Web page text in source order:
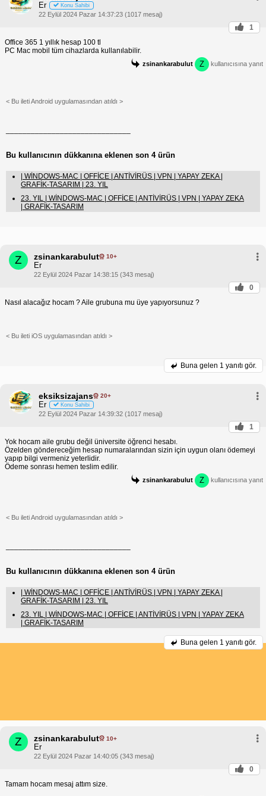
Er Konu Sahibi
22 Eylül 2024 Pazar 14:37:23 (1017 mesaj)
1
Office 365 1 yıllık hesap 100 tl
PC Mac mobil tüm cihazlarda kullanılabilir.
zsinankarabulut Z kullanıcısına yanıt
< Bu ileti Android uygulamasından atıldı >
Bu kullanıcının dükkanına eklenen son 4 ürün
| WİNDOWS-MAC | OFFİCE | ANTİVİRÜS | VPN | YAPAY ZEKA |
GRAFİK-TASARIM | 23. YIL
23. YIL | WİNDOWS-MAC | OFFİCE | ANTİVİRÜS | VPN | YAPAY ZEKA
| GRAFİK-TASARIM
Z zsinankarabulut 10+
Er
22 Eylül 2024 Pazar 14:38:15 (343 mesaj)
0
Nasıl alacağız hocam ? Aile grubuna mu üye yapıyorsunuz ?
< Bu ileti iOS uygulamasından atıldı >
Buna gelen 1 yanıtı gör.
eksiksizajans 20+
Er Konu Sahibi
22 Eylül 2024 Pazar 14:39:32 (1017 mesaj)
1
Yok hocam aile grubu değil üniversite öğrenci hesabı.
Özelden göndereceğim hesap numaralarından sizin için uygun olanı ödemeyi
yapıp bilgi vermeniz yeterlidir.
Ödeme sonrası hemen teslim edilir.
zsinankarabulut Z kullanıcısına yanıt
< Bu ileti Android uygulamasından atıldı >
Bu kullanıcının dükkanına eklenen son 4 ürün
| WİNDOWS-MAC | OFFİCE | ANTİVİRÜS | VPN | YAPAY ZEKA |
GRAFİK-TASARIM | 23. YIL
23. YIL | WİNDOWS-MAC | OFFİCE | ANTİVİRÜS | VPN | YAPAY ZEKA
| GRAFİK-TASARIM
Buna gelen 1 yanıtı gör.
Z zsinankarabulut 10+
Er
22 Eylül 2024 Pazar 14:40:05 (343 mesaj)
0
Tamam hocam mesaj attım size.